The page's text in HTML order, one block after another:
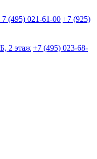
(495) 021-61-00 +7 (925)
2 этаж +7 (495) 023-68-